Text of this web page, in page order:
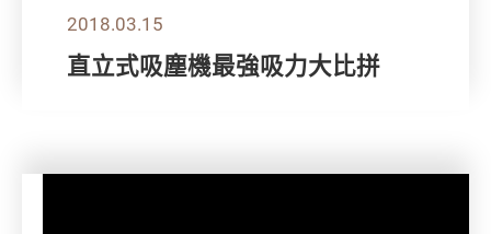
2018.03.15
直立式吸塵機最強吸力大比拼